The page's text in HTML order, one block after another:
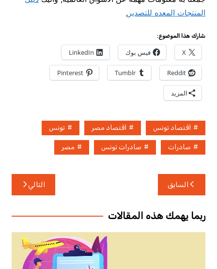
المنتجات المعده للتصدير ,
شارك هذا الموضوع:
X فيس بوك LinkedIn
Reddit
Tumblr
Pinterest
المزيد
اقتصاد تونس اقتصاد مصر تونس
صادرات صادرات تونس مصر
تصفّح
المقالات
السابق التالي
ربما يهمك هذه المقالات